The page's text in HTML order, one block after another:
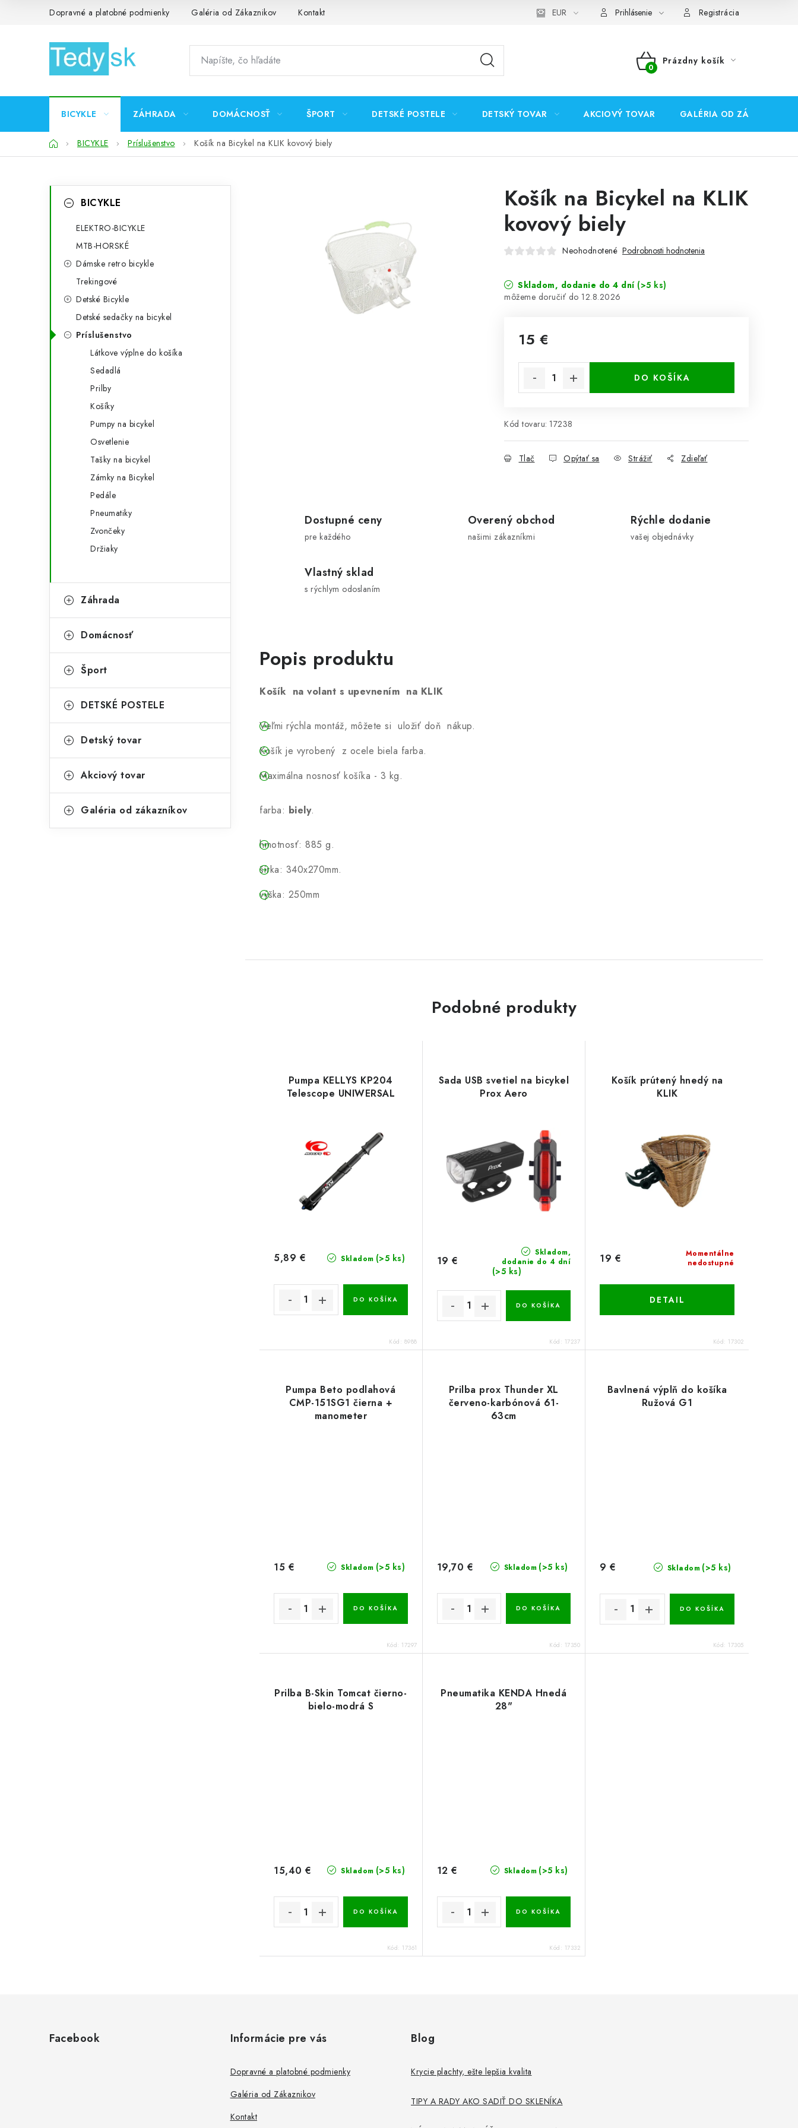
Dopravné a platobné podmienky Galéria od Zákaznikov Kontakt EUR Prihlásenie Registrácia
NÁKUPNÝ
Prázdny košík
BICYKLE ZÁHRADA DOMÁCNOSŤ ŠPORT DETSKÉ POSTELE DETSKÝ TOVAR AKCIOVÝ TOVAR GALÉRIA OD ZÁKAZNÍKOV
DomovBICYKLE Príslušenstvo Košík na Bicykel na KLIK kovový biely
a
kategórie
i
BICYKLE
ELEKTRO-BICYKLE
MTB-HORSKÉ
Dámske retro bicykle
Trekingové
Detské Bicykle
Detské sedačky na bicykel
Príslušenstvo
Látkove výplne do košíka
Sedadlá
Prilby
Košíky
Pumpy na bicykel
Osvetlenie
Tašky na bicykel
Zámky na Bicykel
Pedále
Pneumatiky
Zvončeky
Držiaky
Záhrada
Domácnosť
Šport
DETSKÉ POSTELE
Detský tovar
Akciový tovar
Galéria od zákazníkov
Košík na Bicykel na KLIK
kovový biely
Neohodnotené Podrobnosti hodnotenia
Skladom, dodanie do 4 dní (>5 ks)
12.8.2026
15 €
DO KOŠÍKA
Kód tovaru: 17238
Tlač Opýtať sa Strážiť Zdieľať
Dostupné ceny
pre každého
Overený obchod
našimi zákazníkmi
Rýchle dodanie
vašej objednávky
Vlastný sklad
s rýchlym odoslaním
Popis produktu
Košík na volant s upevnením na KLIK
Veľmi rýchla montáž, môžete si uložiť doň nákup.
Košík je vyrobený z ocele biela farba.
Maximálna nosnosť košíka - 3 kg.
farba: biely.
hmotnosť: 885 g.
šírka: 340x270mm.
výška: 250mm
Podobné produkty
Pumpa KELLYS KP204
Telescope UNIWERSAL
Skladom (>5 ks)
5,89 €
DO KOŠÍKA
Kód: 8988
Sada USB svetiel na bicykel
Prox Aero
Skladom,
dodanie do 4 dní
(>5 ks)
19 €
DO KOŠÍKA
Kód: 17237
Košík prútený hnedý na
KLIK
Momentálne
nedostupné
19 €
DETAIL
Kód: 17302
Pumpa Beto podlahová
CMP-151SG1 čierna +
manometer
Skladom (>5 ks)
15 €
DO KOŠÍKA
Kód: 17297
Prilba prox Thunder XL
červeno-karbónová 61-
63cm
Skladom (>5 ks)
19,70 €
DO KOŠÍKA
Kód: 17350
Bavlnená výplň do košíka
Ružová G1
Skladom (>5 ks)
9 €
DO KOŠÍKA
Kód: 17305
Prilba B-Skin Tomcat čierno-
bielo-modrá S
Skladom (>5 ks)
15,40 €
DO KOŠÍKA
Kód: 17361
Pneumatika KENDA Hnedá
28"
Skladom (>5 ks)
12 €
DO KOŠÍKA
Kód: 17332
Facebook Informácie pre vás
Dopravné a platobné podmienky
Galéria od Zákaznikov
Kontakt
Blog
Krycie plachty, ešte lepšia kvalita
TIPY A RADY AKO SADIŤ DO SKLENÍKA